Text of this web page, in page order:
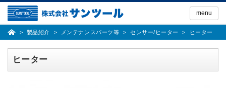
Skip
the
content
menu
製品紹介 メンテナンスパーツ等 センサー/ヒーター ヒーター
ヒーター